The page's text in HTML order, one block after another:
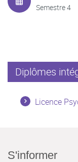
Semestre 4
Diplômes
Licence
S'informer